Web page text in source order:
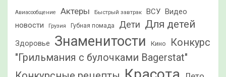
Авиасообщение Актеры Быстрый завтрак ВСУ Видео
новости
Грузия Губная помада Дети Для детей
Здоровье Знаменитости Кино
Конкурс
"Грильмания с булочками Bagerstat"